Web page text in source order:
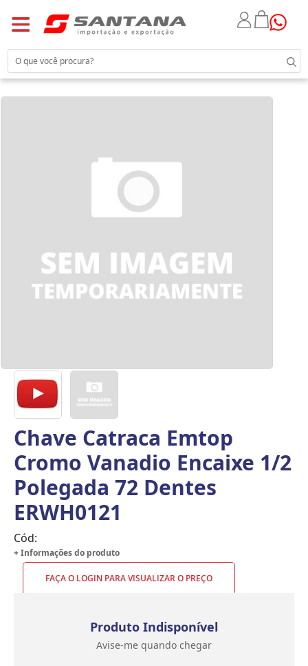
Chave Catraca Emtop
Cromo Vanadio Encaixe 1/2
Polegada 72 Dentes
ERWH0121
Cód:
+ Informações do produto
FAÇA O LOGIN PARA VISUALIZAR O PREÇO
Produto Indisponível
Avise-me quando chegar